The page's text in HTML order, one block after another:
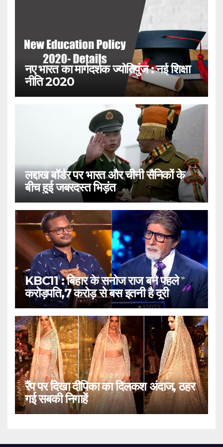
नए भारत का मार्गदर्शक ज्योतिपुंज : नई शिक्षा
नीति 2020
लद्दाख बॉर्डर पर भारत और चीनी सैनिकों के
बीच हुई जबरदस्त भिड़ंत
KBC11 : बिहार के सनोज राज बने पहले
करोड़पति,7 करोड़ से बस इतनी है दूरी
रैंप पर दिखा दीपिका का दिलकश अंदाज, ठहर
गई सबकी निगाहें